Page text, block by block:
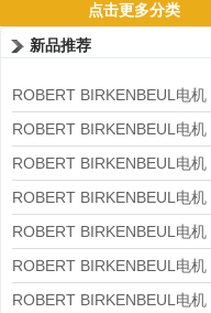
点击更多分类
新品推荐
ROBERT BIRKENBEUL电机
8APE225M-4-IE3
ROBERT BIRKENBEUL电机
8APE180L-4 IE3
ROBERT BIRKENBEUL电机
8APE160M-6 IE3
ROBERT BIRKENBEUL电机
8APE160L-4-IE3
ROBERT BIRKENBEUL电机
8APE112M-6K-IE3
ROBERT BIRKENBEUL电机
8APE100L-2 IE3
ROBERT BIRKENBEUL电机